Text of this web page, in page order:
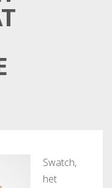
Swatch,
het